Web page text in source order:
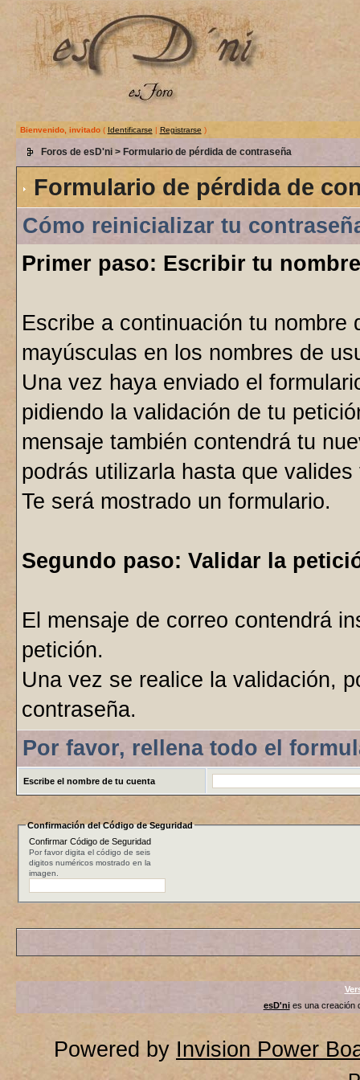
Bienvenido, invitado( Identificarse | Registrarse )
Foros de esD'ni> Formulario de pérdida de contraseña
Formulario de pérdida de
Cómo reinicializar tu
Primer paso: Escribir tu
Escribe a continuación tu nombre
mayúsculas en los nombres de
Una vez haya enviado el
pidiendo la validación de tu
mensaje también contendrá tu
podrás utilizarla hasta que
Te será mostrado un formulario.
Segundo paso: Validar la
El mensaje de correo contendrá
petición.
Una vez se realice la validación,
contraseña.
Por favor, rellena todo el
Escribe el nombre de tu cuenta
Confirmación del Código de Seguridad
Confirmar Código de Seguridad
Por favor digita el código de seis
digitos numéricos mostrado en la
imagen.
esD'nies una creación
Powered by Invision Power